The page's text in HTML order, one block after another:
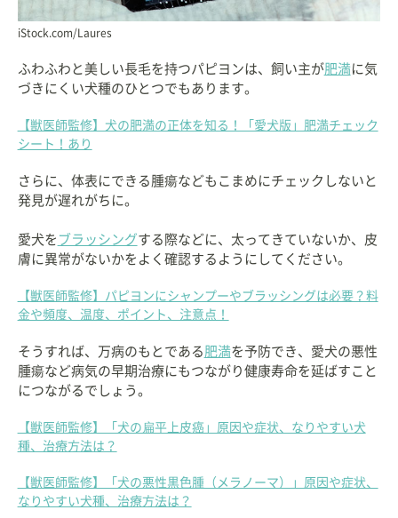
iStock.com/Laures
ふわふわと美しい長毛を持つパピヨンは、飼い主が肥満に気
づきにくい犬種のひとつでもあります。
【獣医師監修】犬の肥満の正体を知る！「愛犬版」肥満チェック
シート！あり
さらに、体表にできる腫瘍などもこまめにチェックしないと
発見が遅れがちに。
愛犬を ブラッシングする際などに、太ってきていないか、皮
膚に異常がないかをよく確認するようにしてください。
【獣医師監修】パピヨンにシャンプーやブラッシングは必要？料
金や頻度、温度、ポイント、注意点！
そうすれば、万病のもとである 肥満を予防でき、愛犬の悪性
腫瘍など病気の早期治療にもつながり健康寿命を延ばすこと
につながるでしょう。
【獣医師監修】「犬の扁平上皮癌」原因や症状、なりやすい犬
種、治療方法は？
【獣医師監修】「犬の悪性黒色腫（メラノーマ）」原因や症状、
なりやすい犬種、治療方法は？